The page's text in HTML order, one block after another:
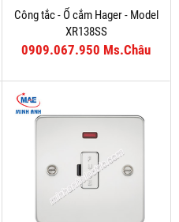
Công tắc - Ổ cắm Hager - Model
XR138SS
0909.067.950 Ms.Châu